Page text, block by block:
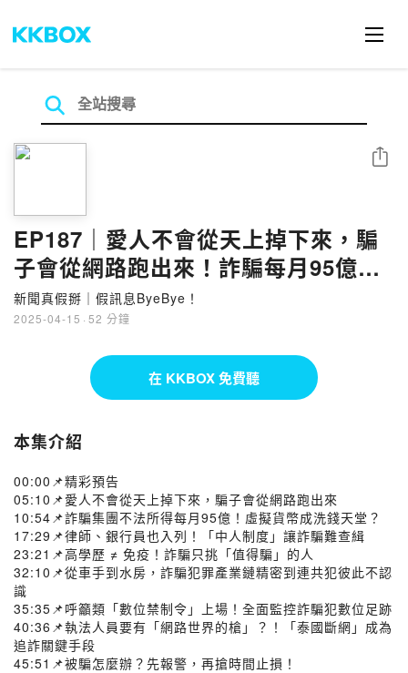
EP187｜愛人不會從天上掉下來，騙
子會從網路跑出來！詐騙每月95億，
司法怎麼追？專訪陳昱奉（檢察官）
【防詐停看聽03】
新聞真假掰｜假訊息ByeBye！
2025-04-15 · 52 分鐘
分享
在 KKBOX 免費聽
本集介紹
00:00📌精彩預告
05:10📌愛人不會從天上掉下來，騙子會從網路跑出來
10:54📌詐騙集團不法所得每月95億！虛擬貨幣成洗錢天堂？
17:29📌律師、銀行員也入列！「中人制度」讓詐騙難查緝
23:21📌高學歷 ≠ 免疫！詐騙只挑「值得騙」的人
32:10📌從車手到水房，詐騙犯罪產業鏈精密到連共犯彼此不認
識
35:35📌呼籲類「數位禁制令」上場！全面監控詐騙犯數位足跡
40:36📌執法人員要有「網路世界的槍」？！「泰國斷網」成為
追詐關鍵手段
45:51📌被騙怎麼辦？先報警，再搶時間止損！